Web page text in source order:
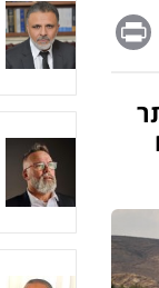
Message
Print